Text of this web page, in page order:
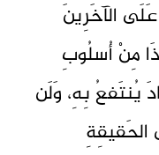
الآخَرِينَ
مِنْ أُسلُوبِ
يُنتَفعُ بِهِ، وَلَن